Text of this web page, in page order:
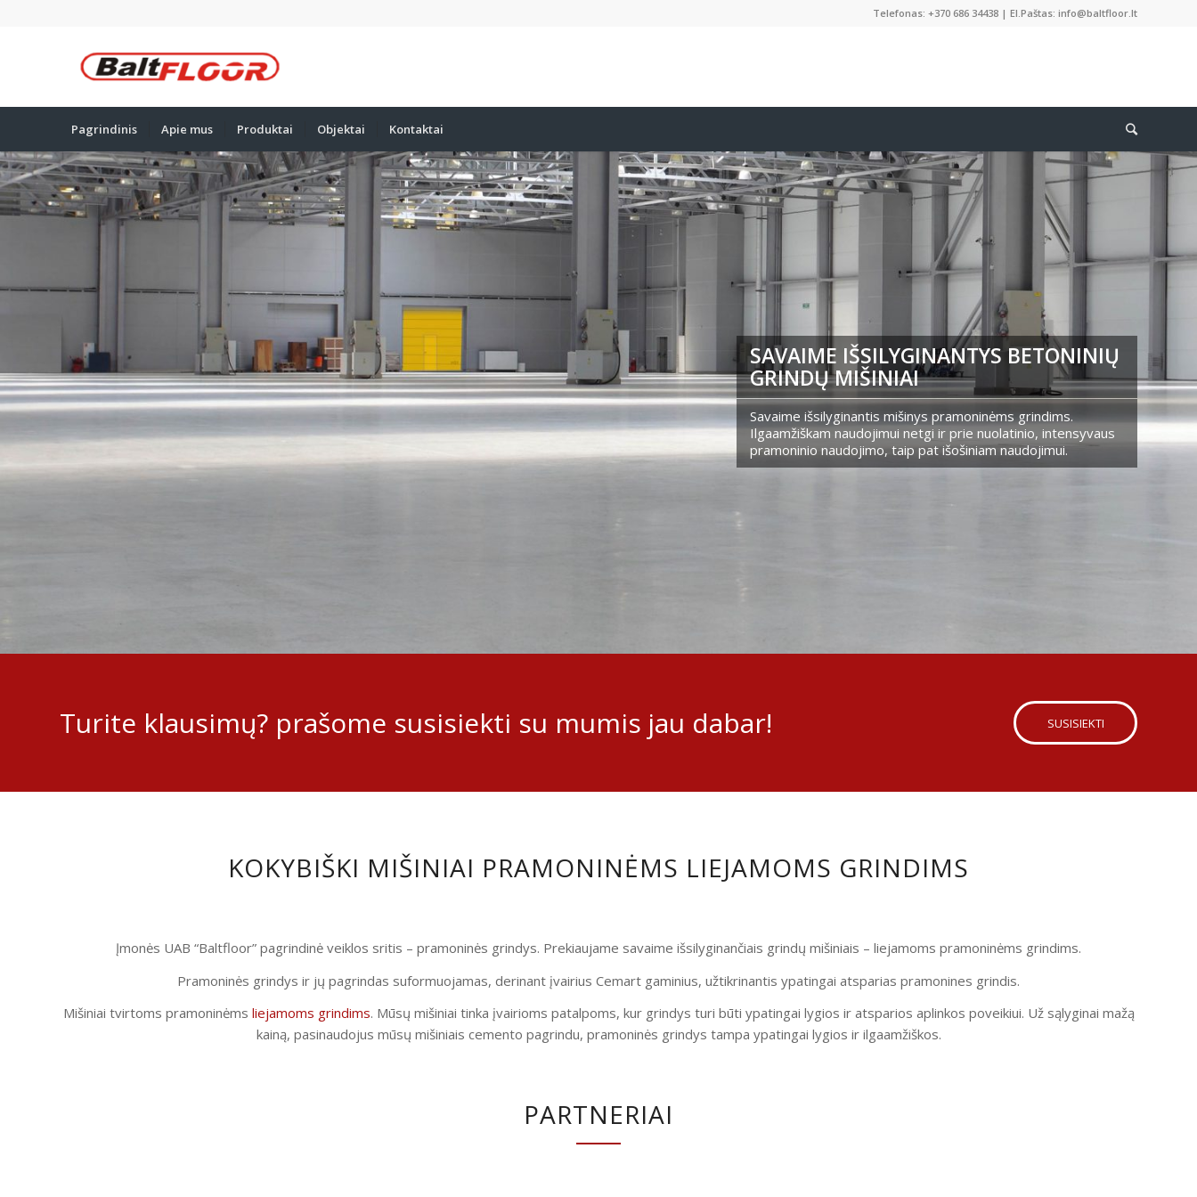
Telefonas: +370 686 34438 | El.Paštas: info@baltfloor.lt
Pagrindinis Apie mus Produktai Objektai Kontaktai
SAVAIME IŠSILYGINANTYS BETONINIŲ
GRINDŲ MIŠINIAI
Savaime išsilyginantis mišinys pramoninėms grindims.
Ilgaamžiškam naudojimui netgi ir prie nuolatinio, intensyvaus
pramoninio naudojimo, taip pat išošiniam naudojimui.
Turite klausimų? prašome susisiekti su mumis jau dabar! SUSISIEKTI
KOKYBIŠKI MIŠINIAI PRAMONINĖMS LIEJAMOMS GRINDIMS
Įmonės UAB “Baltfloor” pagrindinė veiklos sritis – pramoninės grindys. Prekiaujame savaime išsilyginančiais grindų mišiniais – liejamoms pramoninėms grindims.
Pramoninės grindys ir jų pagrindas suformuojamas, derinant įvairius Cemart gaminius, užtikrinantis ypatingai atsparias pramonines grindis.
Mišiniai tvirtoms pramoninėms liejamoms grindims. Mūsų mišiniai tinka įvairioms patalpoms, kur grindys turi būti ypatingai lygios ir atsparios aplinkos poveikiui. Už sąlyginai mažą
kainą, pasinaudojus mūsų mišiniais cemento pagrindu, pramoninės grindys tampa ypatingai lygios ir ilgaamžiškos.
PARTNERIAI